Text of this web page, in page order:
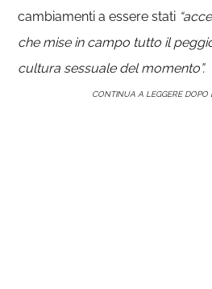
cambiamenti a essere stati
che mise in campo tutto il
cultura sessuale del momento”.
CONTINUA A LEGGERE DOPO